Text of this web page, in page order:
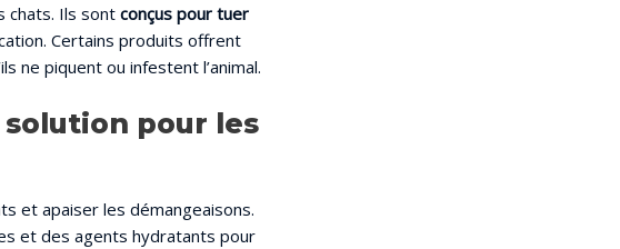
chats. Ils sont conçus pour tuer
Certains produits offrent
ne piquent ou infestent l’animal.
pour les
et apaiser les démangeaisons.
et des agents hydratants pour